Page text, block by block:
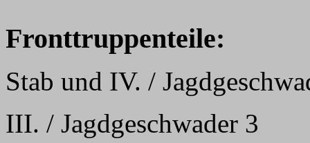
Fronttruppenteile:
Stab und IV. /
III. / Jagdgeschwader 3